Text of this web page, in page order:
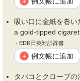
吸い口に金紙を巻い
a gold-tipped
- EDR日英対訳辞書
+ 例文帳に追加
タバコ とクローブの